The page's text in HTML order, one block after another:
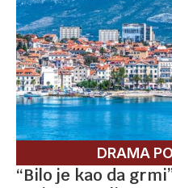
DRAMA
“Bilo je kao da